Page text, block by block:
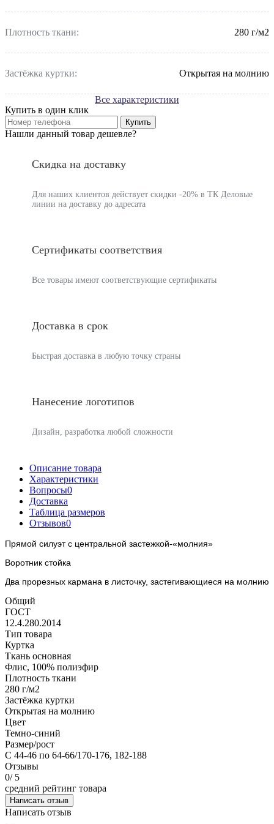
Плотность ткани: 280 г/м2
Застёжка куртки: Открытая на молнию
Все характеристики
Купить в один клик
Купить
Нашли данный товар дешевле?
Скидка на доставку
Для наших клиентов действует скидки -20% в ТК Деловые
линии на доставку до адресата
Сертификаты соответствия
Все товары имеют соответствующие сертификаты
Доставка в срок
Быстрая доставка в любую точку страны
Нанесение логотипов
Дизайн, разработка любой сложности
Описание товара
Характеристики
Вопросы0
Доставка
Таблица размеров
Отзывов0
Прямой силуэт с центральной застежкой-«молния»
Воротник стойка
Два прорезных кармана в листочку, застегивающиеся на молнию
Общий
ГОСТ
12.4.280.2014
Тип товара
Куртка
Ткань основная
Флис, 100% полиэфир
Плотность ткани
280 г/м2
Застёжка куртки
Открытая на молнию
Цвет
Темно-синий
Размер/рост
С 44-46 по 64-66/170-176, 182-188
Отзывы
0/ 5
средний рейтинг товара
Написать отзыв
Написать отзыв